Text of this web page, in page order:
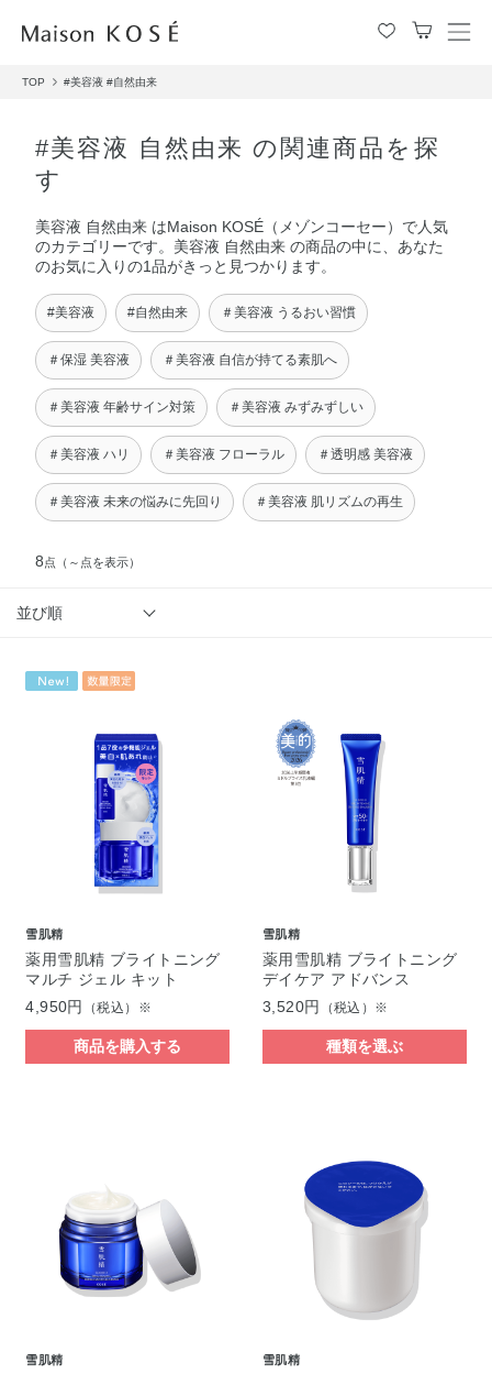
メ
TOP #美容液 #自然由来
#美容液 自然由来 の関連商品を探
す
美容液 自然由来 はMaison KOSÉ（メゾンコーセー）で人気
のカテゴリーです。美容液 自然由来 の商品の中に、あなた
のお気に入りの1品がきっと見つかります。
#美容液 #自然由来 ＃美容液 うるおい習慣
＃保湿 美容液 ＃美容液 自信が持てる素肌へ
＃美容液 年齢サイン対策 ＃美容液 みずみずしい
＃美容液 ハリ ＃美容液 フローラル ＃透明感 美容液
＃美容液 未来の悩みに先回り ＃美容液 肌リズムの再生
8点 （～点を表示）
並び順
雪肌精
薬用雪肌精 ブライトニング
マルチ ジェル キット
4,950円
（税込）※
商品を購入する
雪肌精
薬用雪肌精 ブライトニング
デイケア アドバンス
3,520円
（税込）※
種類を選ぶ
雪肌精 雪肌精